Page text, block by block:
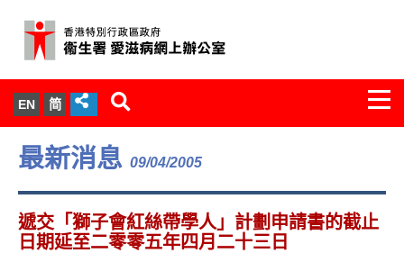
EN 简
關於我們
服務範圍
文件櫃
最新消息 09/04/2005
遞交「獅子會紅絲帶學人」計劃申請書的截止
日期延至二零零五年四月二十三日